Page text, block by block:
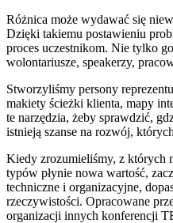
Różnica może wydawać się
Dzięki takiemu postawieniu
proces uczestnikom. Nie tylko
wolontariusze, speakerzy,
Stworzyliśmy persony
makiety ścieżki klienta, mapy
te narzędzia, żeby sprawdzić,
istnieją szanse na rozwój,
Kiedy zrozumieliśmy, z których
typów płynie nowa wartość,
techniczne i organizacyjne,
rzeczywistości. Opracowane
organizacji innych konferencji